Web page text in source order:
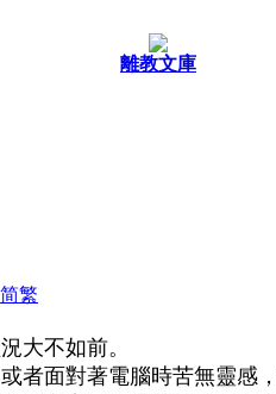
離教文庫
简繁
大不如前。
者面對著電腦時苦無靈感